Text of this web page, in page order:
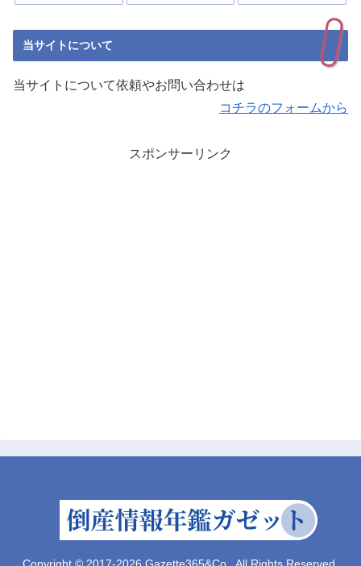
当サイトについて
当サイトについて依頼やお問い合わせは
コチラのフォームから
スポンサーリンク
Copyright © 2017-2026 Gazette365&Co., All Rights Reserved.